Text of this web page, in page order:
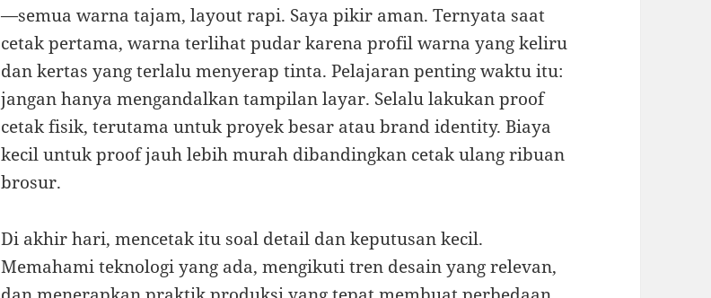
—semua warna tajam, layout rapi. Saya pikir aman. Ternyata saat
cetak pertama, warna terlihat pudar karena profil warna yang keliru
dan kertas yang terlalu menyerap tinta. Pelajaran penting waktu itu:
jangan hanya mengandalkan tampilan layar. Selalu lakukan proof
cetak fisik, terutama untuk proyek besar atau brand identity. Biaya
kecil untuk proof jauh lebih murah dibandingkan cetak ulang ribuan
brosur.
Di akhir hari, mencetak itu soal detail dan keputusan kecil.
Memahami teknologi yang ada, mengikuti tren desain yang relevan,